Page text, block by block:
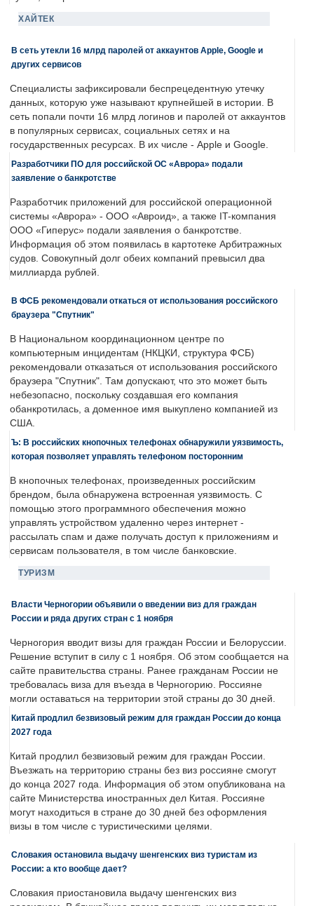
ХАЙТЕК
В сеть утекли 16 млрд паролей от аккаунтов Apple, Google и
других сервисов
Специалисты зафиксировали беспрецедентную утечку
данных, которую уже называют крупнейшей в истории. В
сеть попали почти 16 млрд логинов и паролей от аккаунтов
в популярных сервисах, социальных сетях и на
государственных ресурсах. В их числе - Apple и Google.
Разработчики ПО для российской ОС «Аврора» подали
заявление о банкротстве
Разработчик приложений для российской операционной
системы «Аврора» - ООО «Авроид», а также IT-компания
ООО «Гиперус» подали заявления о банкротстве.
Информация об этом появилась в картотеке Арбитражных
судов. Совокупный долг обеих компаний превысил два
миллиарда рублей.
В ФСБ рекомендовали откаться от использования российского
браузера "Спутник"
В Национальном координационном центре по
компьютерным инцидентам (НКЦКИ, структура ФСБ)
рекомендовали отказаться от использования российского
браузера "Спутник". Там допускают, что это может быть
небезопасно, поскольку создавшая его компания
обанкротилась, а доменное имя выкуплено компанией из
США.
Ъ: В российских кнопочных телефонах обнаружили уязвимость,
которая позволяет управлять телефоном посторонним
В кнопочных телефонах, произведенных российским
брендом, была обнаружена встроенная уязвимость. С
помощью этого программного обеспечения можно
управлять устройством удаленно через интернет -
рассылать спам и даже получать доступ к приложениям и
сервисам пользователя, в том числе банковские.
ТУРИЗМ
Власти Черногории объявили о введении виз для граждан
России и ряда других стран с 1 ноября
Черногория вводит визы для граждан России и Белоруссии.
Решение вступит в силу с 1 ноября. Об этом сообщается на
сайте правительства страны. Ранее гражданам России не
требовалась виза для въезда в Черногорию. Россияне
могли оставаться на территории этой страны до 30 дней.
Китай продлил безвизовый режим для граждан России до конца
2027 года
Китай продлил безвизовый режим для граждан России.
Въезжать на территорию страны без виз россияне смогут
до конца 2027 года. Информация об этом опубликована на
сайте Министерства иностранных дел Китая. Россияне
могут находиться в стране до 30 дней без оформления
визы в том числе с туристическими целями.
Словакия остановила выдачу шенгенских виз туристам из
России: а кто вообще дает?
Словакия приостановила выдачу шенгенских виз